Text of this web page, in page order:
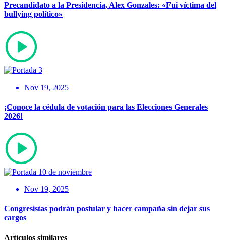
Precandidato a la Presidencia, Alex Gonzales: «Fui víctima del
bullying político»
Nov 19, 2025
¡Conoce la cédula de votación para las Elecciones Generales
2026!
Nov 19, 2025
Congresistas podrán postular y hacer campaña sin dejar sus
cargos
Artículos similares